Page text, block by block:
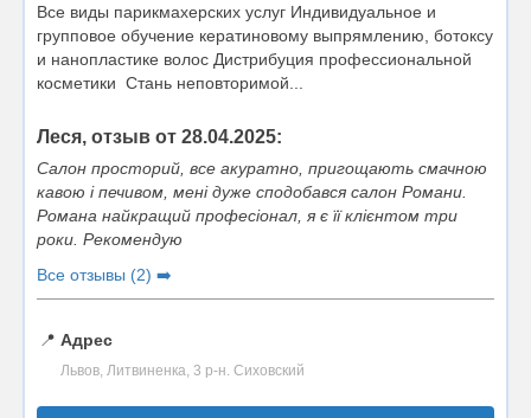
Все виды парикмахерских услуг Индивидуальное и
групповое обучение кератиновому выпрямлению, ботоксу
и нанопластике волос Дистрибуция профессиональной
косметики Стань неповторимой...
Леся, отзыв от 28.04.2025:
Салон просторий, все акуратно, пригощають смачною
кавою і печивом, мені дуже сподобався салон Романи.
Романа найкращий професіонал, я є її клієнтом три
роки. Рекомендую
Все отзывы (2) ➡️
📍 Адрес
Львов, Литвиненка, 3 р-н. Сиховский